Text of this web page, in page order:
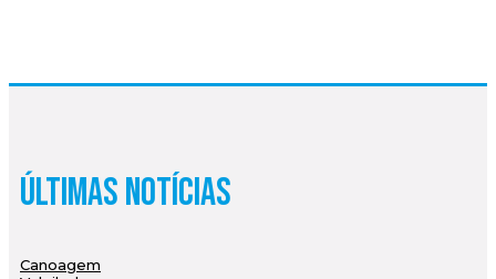
Últimas Notícias
Canoagem